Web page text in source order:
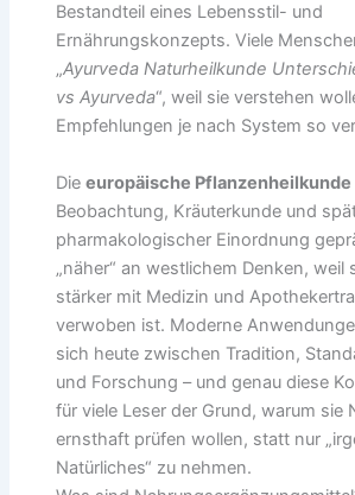
Bestandteil eines Lebensstil- und
Ernährungskonzepts. Viele
„Ayurveda Naturheilkunde
vs Ayurveda“, weil sie verstehen
Empfehlungen je nach System so
Dieeuropäische Pflanzenheilkunde
Beobachtung, Kräuterkunde und
pharmakologischer Einordnung
„näher“ an westlichem Denken, weil
stärker mit Medizin und
verwoben ist. Moderne
sich heute zwischen Tradition,
und Forschung – und genau diese
für viele Leser der Grund, warum sie
ernsthaft prüfen wollen, statt nur
Natürliches“ zu nehmen.